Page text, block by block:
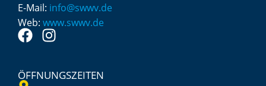
E-Mail: info@swwv.de
Web: www.swwv.de
ÖFFNUNGSZEITEN